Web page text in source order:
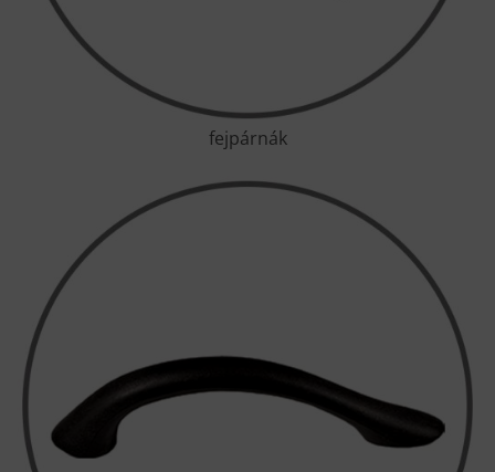
fejpárnák